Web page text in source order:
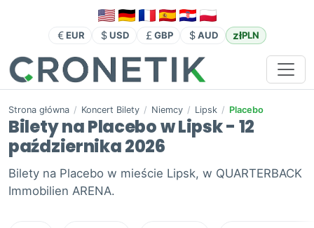
EUR USD GBP AUD złPLN
Strona główna / Koncert Bilety / Niemcy / Lipsk / Placebo
Bilety na Placebo w Lipsk - 12
października 2026
Bilety na Placebo w mieście Lipsk, w QUARTERBACK
Immobilien ARENA.